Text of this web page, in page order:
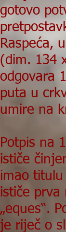
gotovo
Raspeća,
(dim. 134
odgovara
puta u
umire na
Potpis na
ističe
imao
ističe prva
„eques“.
je riječ o